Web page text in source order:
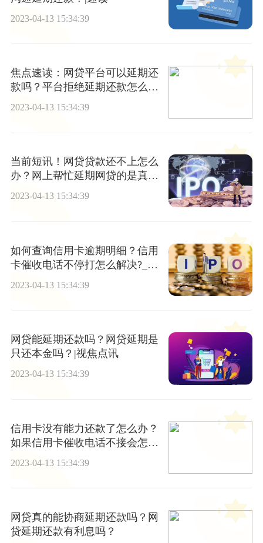
2023-04-13 15:34:39
焦点速读：网贷平台可以延期还
款吗？平台拒绝延期还款怎么
办？
2023-04-13 15:34:39
当前短讯！网贷贷款还不上怎么
办？网上帮忙延期网贷的是真的
吗
2023-04-13 15:34:39
如何查询信用卡逾期明细？信用
卡催收电话不停打怎么解决?_消
2023-04-13 15:34:39
网贷能延期还款吗？网贷延期是
只还本金吗？|视焦点讯
2023-04-13 15:34:39
信用卡没有能力还款了怎么办？
如果信用卡催收电话不接会怎么
2023-04-13 15:34:39
网贷真的能协商延期还款吗？网
贷延期还款有利息吗？